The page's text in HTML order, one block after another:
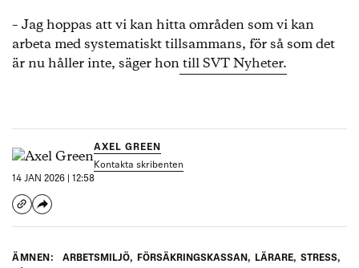
– Jag hoppas att vi kan hitta områden som vi kan
arbeta med systematiskt tillsammans, för så som det
är nu håller inte, säger hontill SVT Nyheter.
AXEL GREEN
Kontakta skribenten
14 JAN 2026 | 12:58
ÄMNEN: ARBETSMILJÖ, FÖRSÄKRINGSKASSAN, LÄRARE, STRESS,